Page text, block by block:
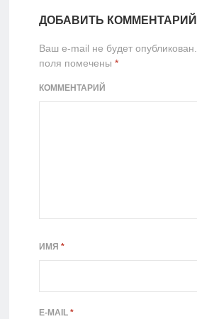
ДОБАВИТЬ КОММЕНТАРИЙ
Ваш e-mail не будет опубликован.
поля помечены *
КОММЕНТАРИЙ
ИМЯ *
E-MAIL *